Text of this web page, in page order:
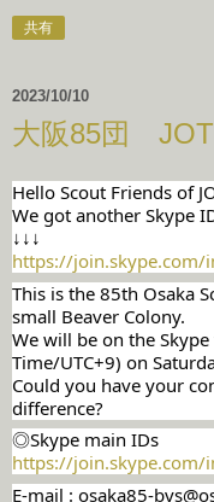
共有
2023/10/10
大阪85団
Hello Scout Friends of
We got another Skype
↓↓↓
https://join.skype.com/
This is the 85th Osaka
small Beaver Colony.
We will be on the
Time/UTC+9) on
Could you have your
difference?
◎Skype main IDs
https://join.skype.com/
E-mail : osaka85-